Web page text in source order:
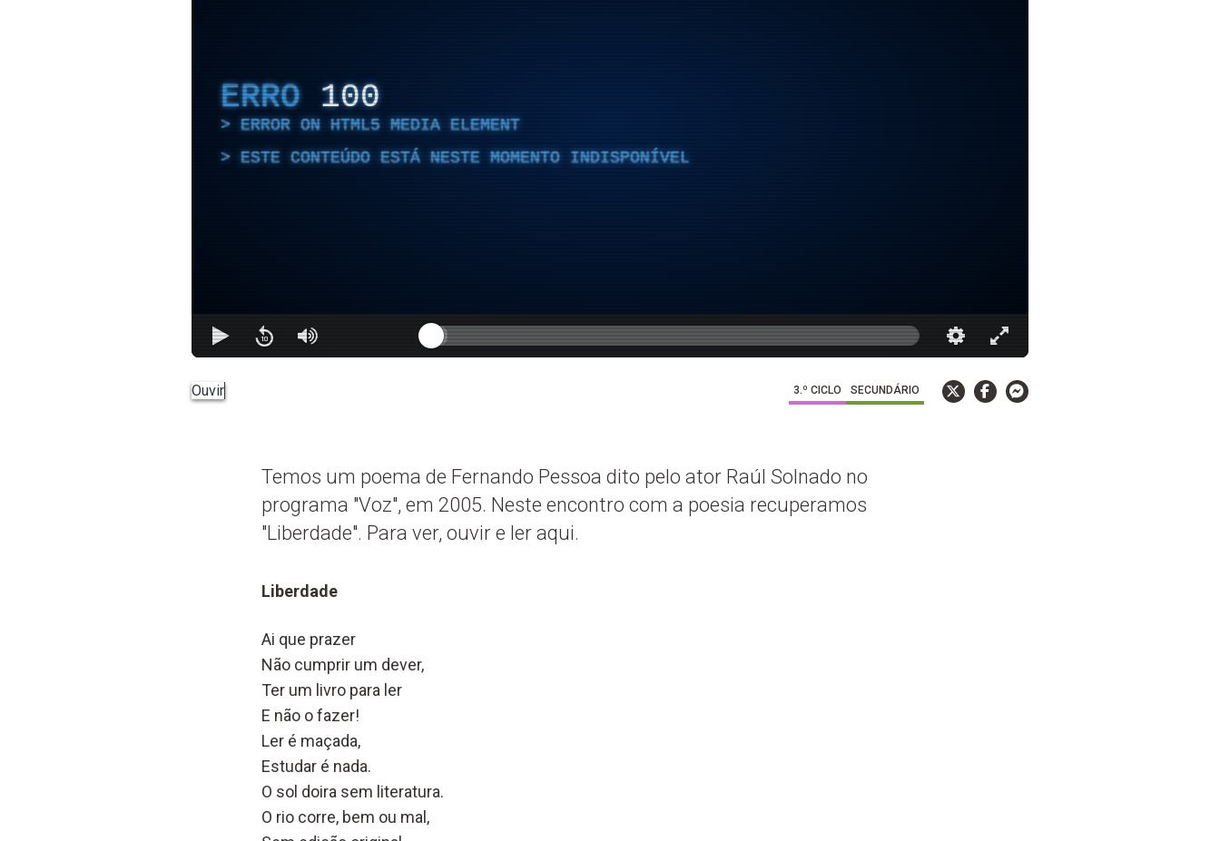
ERRO 100
ERROR ON HTML5 MEDIA ELEMENT
ESTE CONTEÚDO ESTÁ NESTE MOMENTO INDISPONÍVEL
Ouvir 3.º CICLO SECUNDÁRIO
Temos um poema de Fernando Pessoa dito pelo ator Raúl Solnado no
programa "Voz", em 2005. Neste encontro com a poesia recuperamos
"Liberdade". Para ver, ouvir e ler aqui.
Liberdade
Ai que prazer
Não cumprir um dever,
Ter um livro para ler
E não o fazer!
Ler é maçada,
Estudar é nada.
O sol doira sem literatura.
O rio corre, bem ou mal,